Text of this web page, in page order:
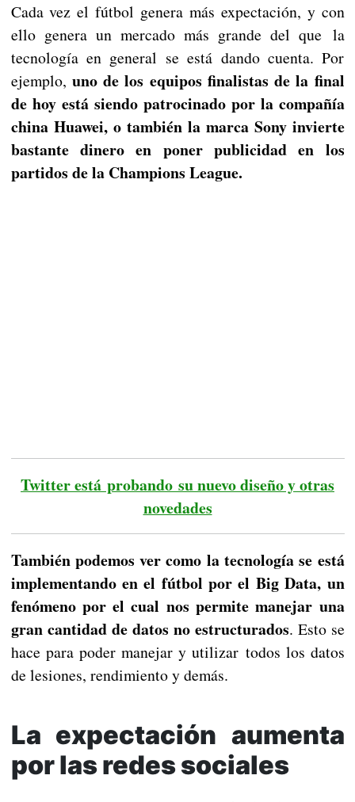
Cada vez el fútbol genera más expectación, y con
ello genera un mercado más grande del que la
tecnología en general se está dando cuenta. Por
ejemplo, uno de los equipos finalistas de la final
de hoy está siendo patrocinado por la compañía
china Huawei, o también la marca Sony invierte
bastante dinero en poner publicidad en los
partidos de la Champions League.
Twitter está probando su nuevo diseño y otras
novedades
También podemos ver como la tecnología se está
implementando en el fútbol por el Big Data, un
fenómeno por el cual nos permite manejar una
gran cantidad de datos no estructurados. Esto se
hace para poder manejar y utilizar todos los datos
de lesiones, rendimiento y demás.
La expectación aumenta
por las redes sociales